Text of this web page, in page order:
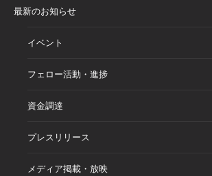
最新のお知らせ
イベント
フェロー活動・進捗
資金調達
プレスリリース
メディア掲載・放映